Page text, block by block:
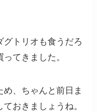
グトリオも食うだろ
てきました。
め、ちゃんと前日ま
おきましょうね。